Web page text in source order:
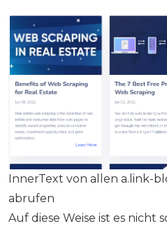
InnerText von allen a.link-
abrufen
Auf diese Weise ist es nicht